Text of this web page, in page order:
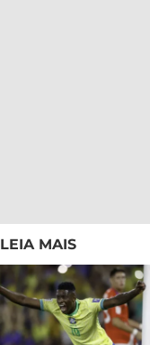
LEIA MAIS